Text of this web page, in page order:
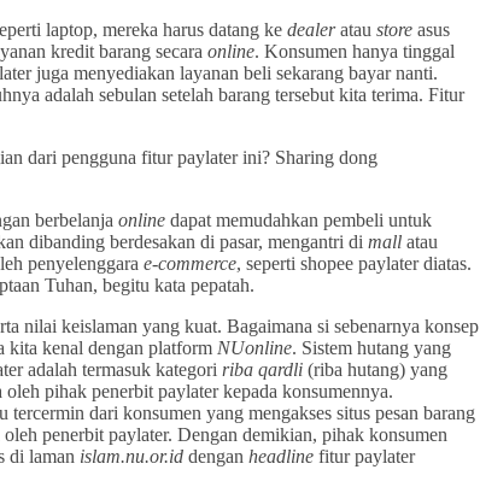
laptop, mereka harus datang ke dealeratau store asus
kredit barang secara online. Konsumen hanya tinggal
juga menyediakan layanan beli sekarang bayar nanti.
adalah sebulan setelah barang tersebut kita terima. Fitur
dari pengguna fitur paylater ini? Sharing dong
berbelanja online dapat memudahkan pembeli untuk
dibanding berdesakan di pasar, mengantri di mall atau
penyelenggara e-commerce, seperti shopee paylater diatas.
Tuhan, begitu kata pepatah.
nilai keislaman yang kuat. Bagaimana si sebenarnya konsep
kita kenal dengan platform NUonline. Sistem hutang yang
adalah termasuk kategori riba qardli (riba hutang) yang
pihak penerbit paylater kepada konsumennya.
tercermin dari konsumen yang mengakses situs pesan barang
penerbit paylater. Dengan demikian, pihak konsumen
di laman islam.nu.or.id dengan headline fitur paylater